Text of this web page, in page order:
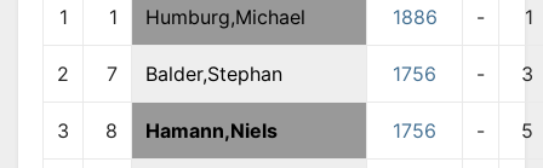
1 1 Humburg,Michael 1886 - 1
2 7 Balder,Stephan 1756 - 3
3 8 Hamann,Niels 1756 - 5